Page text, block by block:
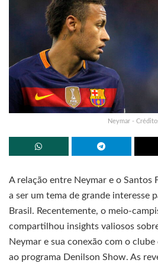
Neymar -
A relação entre Neymar e o Santos
a ser um tema de grande interesse
Brasil. Recentemente, o meio-
compartilhou insights valiosos
Neymar e sua conexão com o
ao programa Denilson Show. As